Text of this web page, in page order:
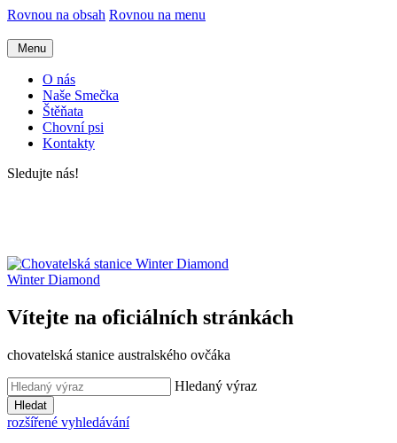
Rovnou na obsah Rovnou na menu
Menu
O nás
Naše Smečka
Štěňata
Chovní psi
Kontakty
Sledujte nás!
Winter Diamond
Vítejte na oficiálních stránkách
chovatelská stanice australského ovčáka
Hledaný výraz
Hledat
rozšířené vyhledávání